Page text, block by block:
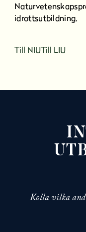
idrottsutbildning.
Till NIUTill LIU
Kolla vilka